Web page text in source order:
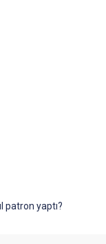
patron yaptı?